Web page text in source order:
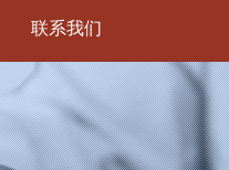
联系我们